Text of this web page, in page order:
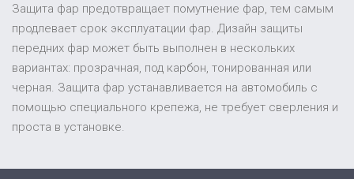
Защита фар предотвращает помутнение фар, тем самым
продлевает срок эксплуатации фар. Дизайн защиты
передних фар может быть выполнен в нескольких
вариантах: прозрачная, под карбон, тонированная или
черная. Защита фар устанавливается на автомобиль с
помощью специального крепежа, не требует сверления и
проста в установке.